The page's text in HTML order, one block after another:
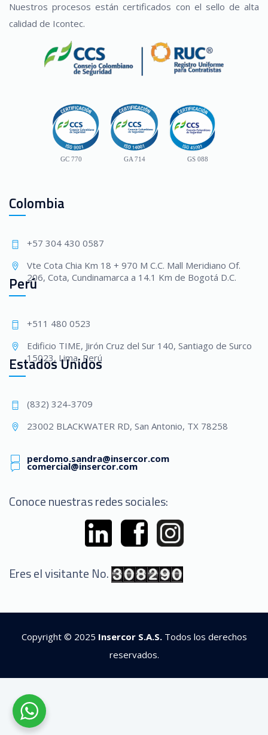
Nuestros procesos están certificados con el sello de alta
calidad de Icontec.
GC 770 GA 714 GS 088
Colombia
+57 304 430 0587
Vte Cota Chia Km 18 + 970 M C.C. Mall Meridiano Of.
206, Cota, Cundinamarca a 14.1 Km de Bogotá D.C.
Perú
+511 480 0523
Edificio TIME, Jirón Cruz del Sur 140, Santiago de Surco
15023, Lima, Perú
Estados Unidos
(832) 324-3709
23002 BLACKWATER RD, San Antonio, TX 78258
comercial@insercor.com
perdomo.sandra@insercor.com
Conoce nuestras redes sociales:
Eres el visitante No.
Copyright © 2025 Insercor S.A.S.Todos los derechos
reservados.